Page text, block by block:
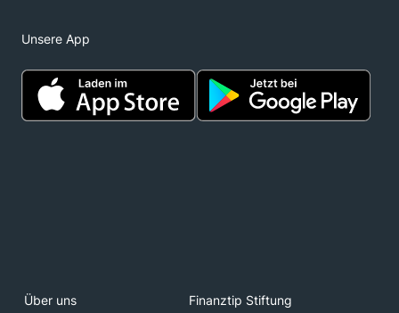
Unsere App
Über uns
Finanztip Stiftung